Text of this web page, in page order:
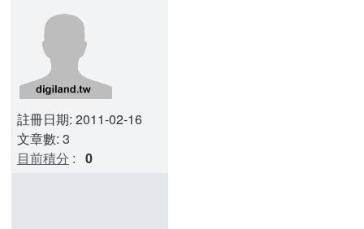
註冊日期: 2011-02-16
文章數: 3
目前積分 : 0